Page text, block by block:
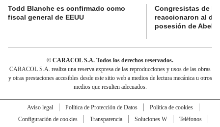
Todd Blanche es confirmado como
fiscal general de EEUU
Congresistas de
reaccionaron al
posesión de
© CARACOL S.A. Todos los derechos reservados.
CARACOL S.A. realiza una reserva expresa de las reproducciones y usos de las obras
y otras prestaciones accesibles desde este sitio web a medios de lectura mecánica u otros
medios que resulten adecuados.
Aviso legal Política de Protección de Datos
Política de cookies
Configuración de cookies
Transparencia Soluciones W
Teléfonos